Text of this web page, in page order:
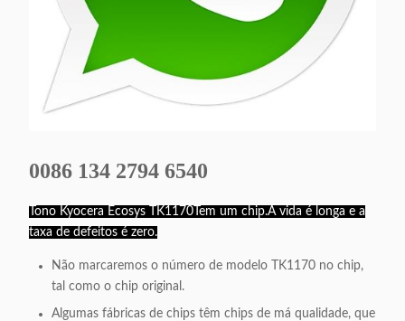
0086 134 2794 6540
Tono Kyocera Ecosys TK1170 Tem um chip.A vida é longa e a
taxa de defeitos é zero.
Não marcaremos o número de modelo TK1170 no chip,
tal como o chip original.
Algumas fábricas de chips têm chips de má qualidade, que